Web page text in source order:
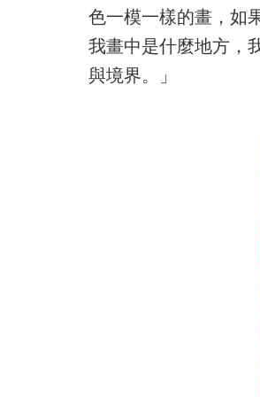
色一模一樣的畫，如
我畫中是什麼地方，
與境界。」